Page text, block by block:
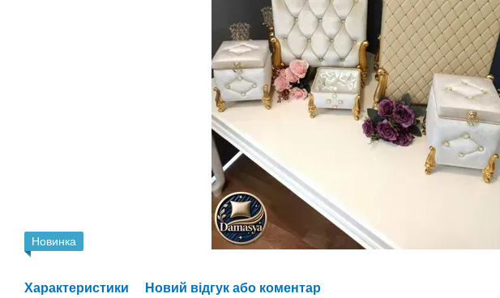
Новинка
Характеристики Новий відгук або коментар